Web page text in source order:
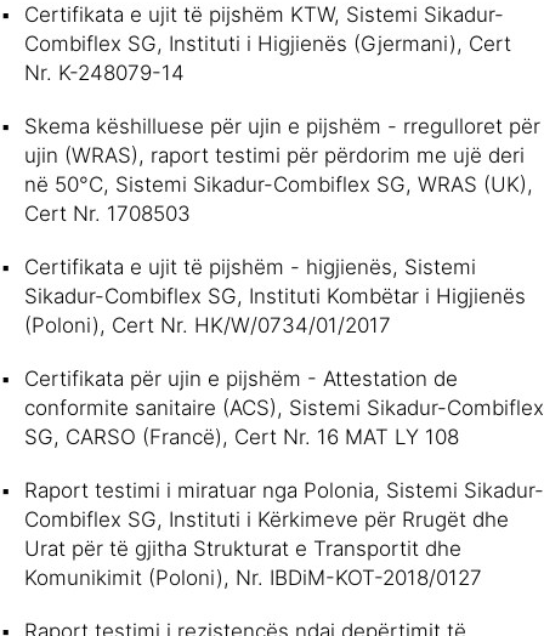
Certifikata e ujit të pijshëm KTW, Sistemi Sikadur-
Combiflex SG, Instituti i Higjienës (Gjermani), Cert
Nr. K-248079-14
Skema këshilluese për ujin e pijshëm - rregulloret për
ujin (WRAS), raport testimi për përdorim me ujë deri
në 50°C, Sistemi Sikadur-Combiflex SG, WRAS (UK),
Cert Nr. 1708503
Certifikata e ujit të pijshëm - higjienës, Sistemi
Sikadur-Combiflex SG, Instituti Kombëtar i Higjienës
(Poloni), Cert Nr. HK/W/0734/01/2017
Certifikata për ujin e pijshëm - Attestation de
conformite sanitaire (ACS), Sistemi Sikadur-Combiflex
SG, CARSO (Francë), Cert Nr. 16 MAT LY 108
Raport testimi i miratuar nga Polonia, Sistemi Sikadur-
Combiflex SG, Instituti i Kërkimeve për Rrugët dhe
Urat për të gjitha Strukturat e Transportit dhe
Komunikimit (Poloni), Nr. IBDiM-KOT-2018/0127
Raport testimi i rezistencës ndaj depërtimit të